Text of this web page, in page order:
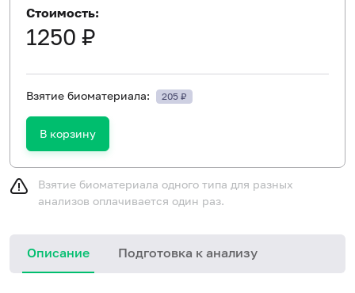
Стоимость:
1250 ₽
Взятие биоматериала: 205 ₽
В корзину
Взятие биоматериала одного типа для разных
анализов оплачивается один раз.
Описание Подготовка к анализу